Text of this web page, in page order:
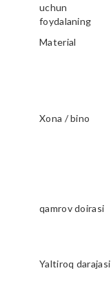
uchun
foydalaning
Material
Xona / bino
qamrov doirasi
Yaltiroq darajasi